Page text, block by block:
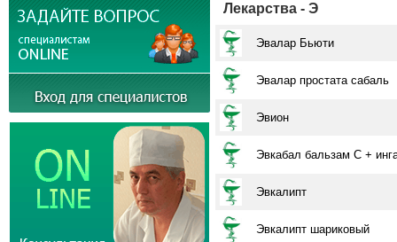
Лекарства - Э
Эвалар Бьюти
Эвалар простата сабаль
Эвион
Эвкабал бальзам С +
Эвкалипт
Эвкалипт шариковый